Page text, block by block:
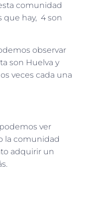
comunidad
que hay, 4 son
observar
son Huelva y
veces cada una
ver
la comunidad
adquirir un